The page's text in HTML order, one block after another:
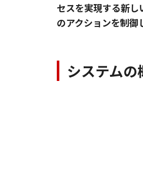
セスを実現する新
のアクションを制御
システムの